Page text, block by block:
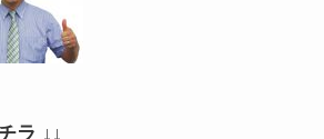
ラ ↓↓